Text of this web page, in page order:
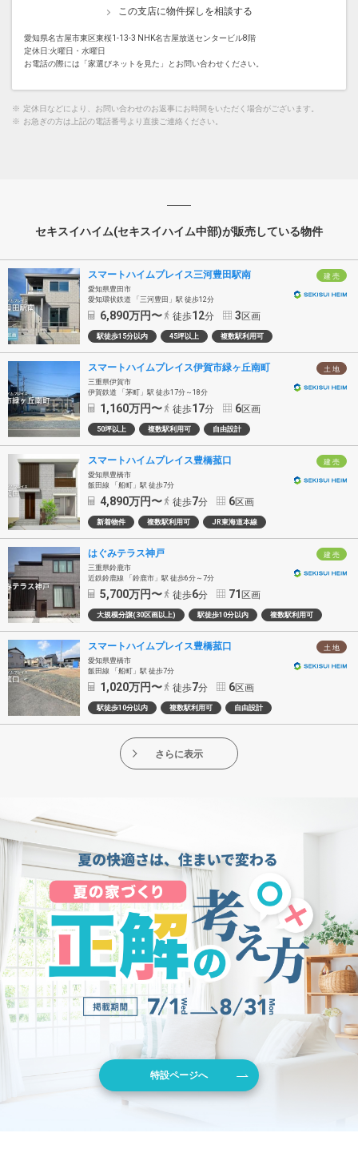
この支店に物件探しを相談する
愛知県名古屋市東区東桜1-13-3 NHK名古屋放送センタービル8階
定休日:火曜日・水曜日
お電話の際には「家選びネットを見た」とお問い合わせください。
※ 定休日などにより、お問い合わせのお返事にお時間をいただく場合がございます。
※ お急ぎの方は上記の電話番号より直接ご連絡ください。
セキスイハイム(セキスイハイム中部)が販売している物件
建 売
スマートハイムプレイス三河豊田駅南
愛知県豊田市
愛知環状鉄道 「三河豊田」駅 徒歩12分
6,890万円〜 徒歩12分 3区画
駅徒歩15分以内 45坪以上 複数駅利用可
土 地
スマートハイムプレイス伊賀市緑ヶ丘南町
三重県伊賀市
伊賀鉄道 「茅町」駅 徒歩17分～18分
1,160万円〜 徒歩17分 6区画
50坪以上 複数駅利用可 自由設計
建 売
スマートハイムプレイス豊橋菰口
愛知県豊橋市
飯田線 「船町」駅 徒歩7分
4,890万円〜 徒歩7分 6区画
新着物件 複数駅利用可 JR東海道本線
建 売
はぐみテラス神戸
三重県鈴鹿市
近鉄鈴鹿線 「鈴鹿市」駅 徒歩6分～7分
5,700万円〜 徒歩6分 71区画
大規模分譲(30区画以上) 駅徒歩10分以内 複数駅利用可
土 地
スマートハイムプレイス豊橋菰口
愛知県豊橋市
飯田線 「船町」駅 徒歩7分
1,020万円〜 徒歩7分 6区画
駅徒歩10分以内 複数駅利用可 自由設計
さらに表示
特設ページへ